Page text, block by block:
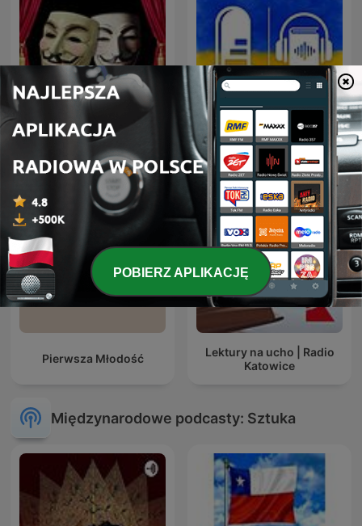
Радиотеатр
Аудіокниги українською
(Студія Калідор та інші)
Pierwsza Młodość
Lektury na ucho | Radio
Katowice
Międzynarodowe podcasty: Sztuka
POBIERZ APLIKACJĘ